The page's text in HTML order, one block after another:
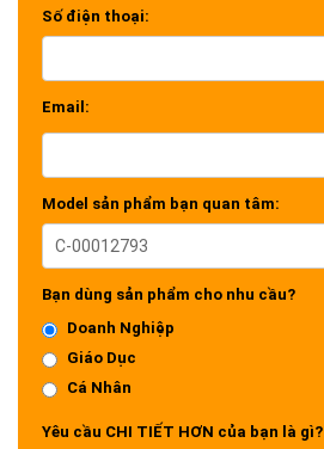
Số điện thoại:
Email:
Model sản phẩm bạn quan tâm:
Bạn dùng sản phẩm cho nhu cầu?
Doanh Nghiệp
Giáo Dục
Cá Nhân
Yêu cầu CHI TIẾT HƠN của bạn là gì?